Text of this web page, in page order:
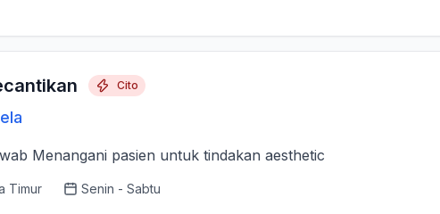
Cito
Dokter penanggung jawab Menangani pasien untuk tindakan aesthetic
Timur Senin - Sabtu